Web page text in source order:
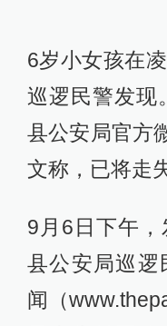
6岁小女孩在
巡逻民警发现
县公安局官方
文称，已将走
9月6日下午
县公安局巡逻
闻（